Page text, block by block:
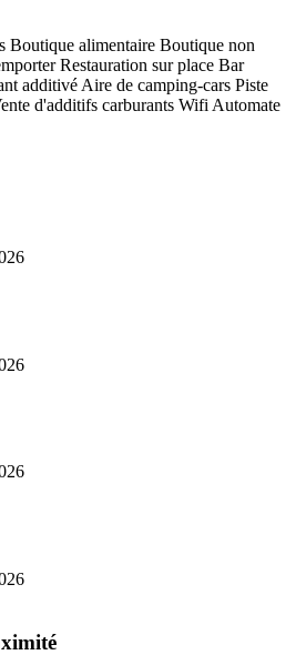
Boutique alimentaire Boutique non
Restauration sur place Bar
additivé Aire de camping-cars Piste
d'additifs carburants Wifi Automate